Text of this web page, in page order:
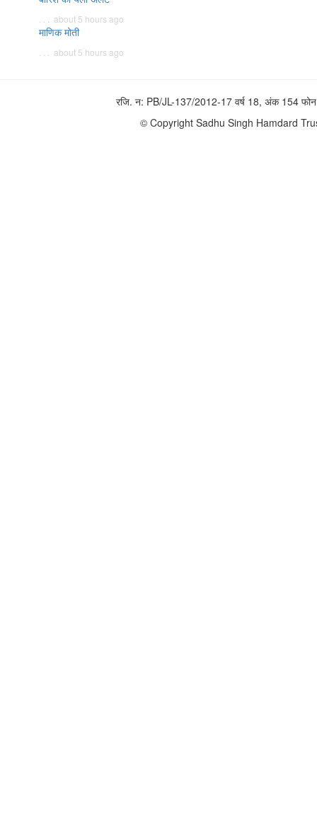
. . . about 5 hours ago
माणिक मोती
. . . about 5 hours ago
रजि. न: PB/JL-137/2012-17 वर्ष 18, अंक 154
© Copyright Sadhu Singh Hamdard